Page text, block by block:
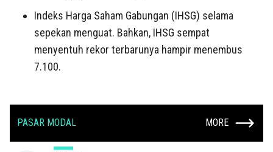
Indeks Harga Saham Gabungan (IHSG) selama
sepekan menguat. Bahkan, IHSG sempat
menyentuh rekor terbarunya hampir menembus
7.100.
PASAR MODAL MORE